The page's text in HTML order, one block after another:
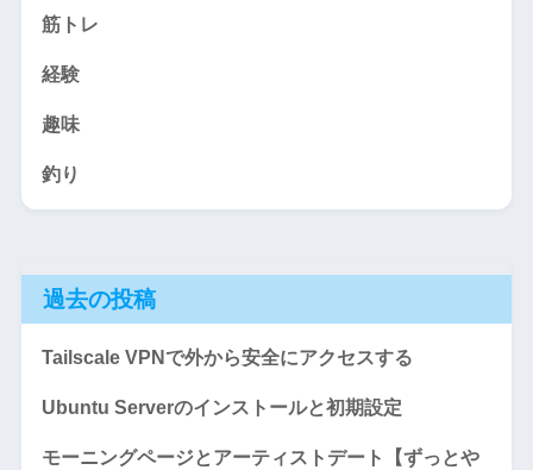
筋トレ
経験
趣味
釣り
過去の投稿
Tailscale VPNで外から安全にアクセスする
Ubuntu Serverのインストールと初期設定
モーニングページとアーティストデート【ずっとや